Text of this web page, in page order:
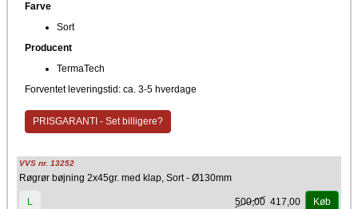
Farve
Sort
Producent
TermaTech
Forventet leveringstid: ca. 3-5 hverdage
PRISGARANTI - Set billigere?
VVS nr. 13252
Røgrør bøjning 2x45gr. med klap, Sort - Ø130mm
L 500,00 417,00 Køb